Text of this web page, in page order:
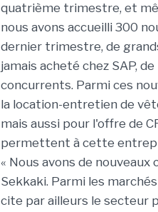
quatrième trimestre, et
nous avons accueilli 300
dernier trimestre, de
jamais acheté chez SAP,
concurrents. Parmi ces
la location-entretien de
mais aussi pour l'offre de
permettent à cette
« Nous avons de
Sekkaki. Parmi les
cite par ailleurs le secteur